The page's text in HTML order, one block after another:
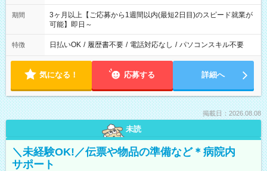
期間
3ヶ月以上【ご応募から1週間以内(最短2日目)のスピード就業が
可能】即日～
特徴 日払いOK / 履歴書不要 / 電話対応なし / パソコンスキル不要
気になる！ 応募する 詳細へ
掲載日：2026.08.08
未読
＼未経験OK!／伝票や物品の準備など＊病院内
サポート